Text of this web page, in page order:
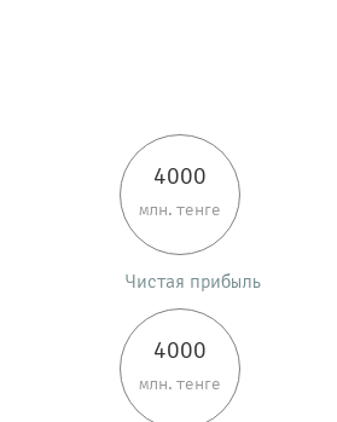
4000
млн. тенге
Чистая прибыль
4000
млн. тенге